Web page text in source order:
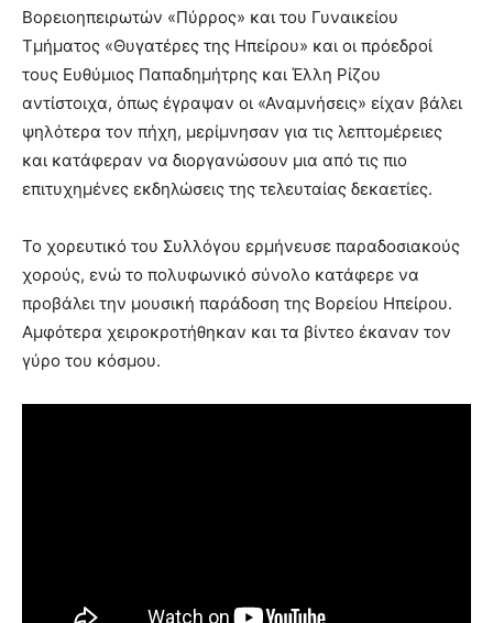
Βορειοηπειρωτών «Πύρρος» και του Γυναικείου
Τμήματος «Θυγατέρες της Ηπείρου» και οι πρόεδροί
τους Ευθύμιος Παπαδημήτρης και Έλλη Ρίζου
αντίστοιχα, όπως έγραψαν οι «Αναμνήσεις» είχαν βάλει
ψηλότερα τον πήχη, μερίμνησαν για τις λεπτομέρειες
και κατάφεραν να διοργανώσουν μια από τις πιο
επιτυχημένες εκδηλώσεις της τελευταίας δεκαετίες.
Το χορευτικό του Συλλόγου ερμήνευσε παραδοσιακούς
χορούς, ενώ το πολυφωνικό σύνολο κατάφερε να
προβάλει την μουσική παράδοση της Βορείου Ηπείρου.
Αμφότερα χειροκροτήθηκαν και τα βίντεο έκαναν τον
γύρο του κόσμου.